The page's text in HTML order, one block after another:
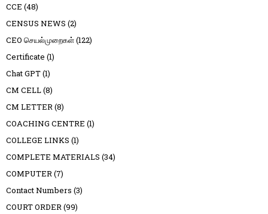
CCE (48)
CENSUS NEWS (2)
CEO செயல்முறைகள்(122)
Certificate (1)
Chat GPT(1)
CM CELL(8)
CM LETTER (8)
COACHING CENTRE (1)
COLLEGE LINKS (1)
COMPLETE MATERIALS (34)
COMPUTER (7)
Contact Numbers (3)
COURT ORDER (99)